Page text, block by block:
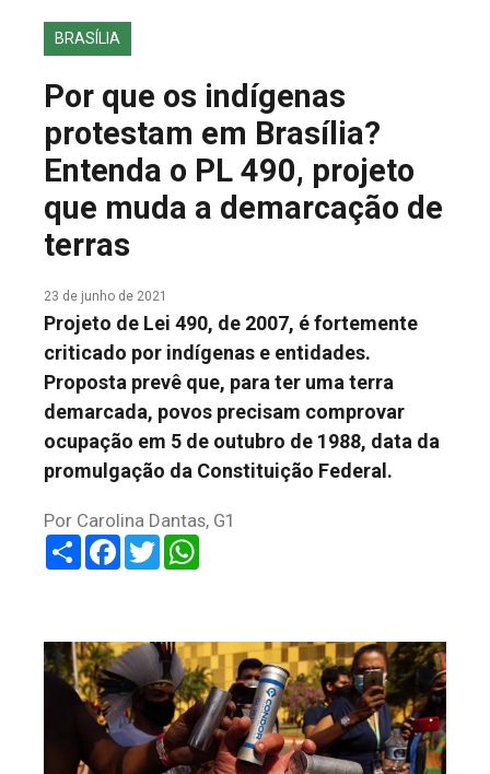
EDIÇÕES ANTERIORES
FALE CONOSCO
BRASÍLIA
Por que os indígenas
protestam em Brasília?
Entenda o PL 490, projeto
que muda a demarcação de
terras
23 de junho de 2021
Projeto de Lei 490, de 2007, é fortemente
criticado por indígenas e entidades.
Proposta prevê que, para ter uma terra
demarcada, povos precisam comprovar
ocupação em 5 de outubro de 1988, data da
promulgação da Constituição Federal.
Por Carolina Dantas, G1
ShareFacebook
Twitter